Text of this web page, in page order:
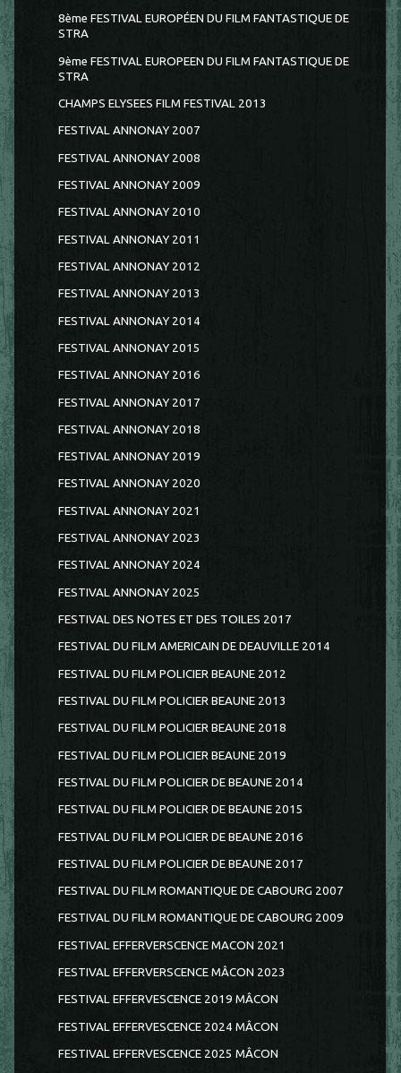
8ème FESTIVAL EUROPÉEN DU FILM FANTASTIQUE DE
STRA
9ème FESTIVAL EUROPEEN DU FILM FANTASTIQUE DE
STRA
CHAMPS ELYSEES FILM FESTIVAL 2013
FESTIVAL ANNONAY 2007
FESTIVAL ANNONAY 2008
FESTIVAL ANNONAY 2009
FESTIVAL ANNONAY 2010
FESTIVAL ANNONAY 2011
FESTIVAL ANNONAY 2012
FESTIVAL ANNONAY 2013
FESTIVAL ANNONAY 2014
FESTIVAL ANNONAY 2015
FESTIVAL ANNONAY 2016
FESTIVAL ANNONAY 2017
FESTIVAL ANNONAY 2018
FESTIVAL ANNONAY 2019
FESTIVAL ANNONAY 2020
FESTIVAL ANNONAY 2021
FESTIVAL ANNONAY 2023
FESTIVAL ANNONAY 2024
FESTIVAL ANNONAY 2025
FESTIVAL DES NOTES ET DES TOILES 2017
FESTIVAL DU FILM AMERICAIN DE DEAUVILLE 2014
FESTIVAL DU FILM POLICIER BEAUNE 2012
FESTIVAL DU FILM POLICIER BEAUNE 2013
FESTIVAL DU FILM POLICIER BEAUNE 2018
FESTIVAL DU FILM POLICIER BEAUNE 2019
FESTIVAL DU FILM POLICIER DE BEAUNE 2014
FESTIVAL DU FILM POLICIER DE BEAUNE 2015
FESTIVAL DU FILM POLICIER DE BEAUNE 2016
FESTIVAL DU FILM POLICIER DE BEAUNE 2017
FESTIVAL DU FILM ROMANTIQUE DE CABOURG 2007
FESTIVAL DU FILM ROMANTIQUE DE CABOURG 2009
FESTIVAL EFFERVERSCENCE MACON 2021
FESTIVAL EFFERVERSCENCE MÂCON 2023
FESTIVAL EFFERVESCENCE 2019 MÂCON
FESTIVAL EFFERVESCENCE 2024 MÂCON
FESTIVAL EFFERVESCENCE 2025 MÂCON